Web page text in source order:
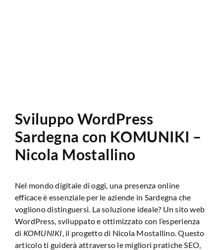
Sviluppo WordPress
Sardegna con KOMUNIKI –
Nicola Mostallino
Nel mondo digitale di oggi, una presenza online
efficace è essenziale per le aziende in Sardegna che
vogliono distinguersi. La soluzione ideale? Un sito web
WordPress, sviluppato e ottimizzato con l’esperienza
di KOMUNIKI , il progetto di Nicola Mostallino. Questo
articolo ti guiderà attraverso le migliori pratiche SEO,